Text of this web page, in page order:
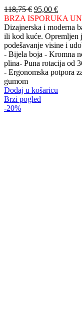
118,75€ Izvorna
cijena
bila
je:
118,75 €.
95,00 €Trenutna
cijena
je:
95,00
BRZA ISPORUKA
Dizajnerska i moderna
ili kod kuće. Opremljen
podešavanje visine i
- Bijela boja - Kromna
plina- Puna rotacija od
- Ergonomska potpora
gumom
Dodaj u košaricu
Brzi pogled
-20%